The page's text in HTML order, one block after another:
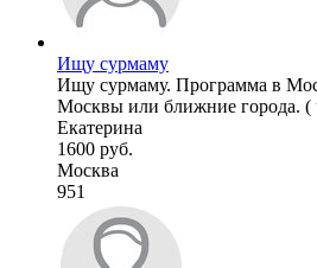
Ищу сурмаму
Ищу сурмаму. Программа в
Москвы или ближние города. (
Екатерина
1600 руб.
Москва
951